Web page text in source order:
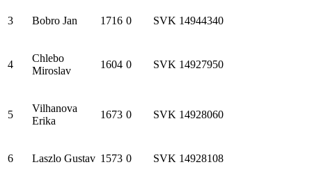
3 Bobro Jan 1716 0 SVK 14944340
4
Chlebo
Miroslav
1604 0 SVK 14927950
5
Vilhanova
Erika
1673 0 SVK 14928060
6 Laszlo Gustav 1573 0 SVK 14928108